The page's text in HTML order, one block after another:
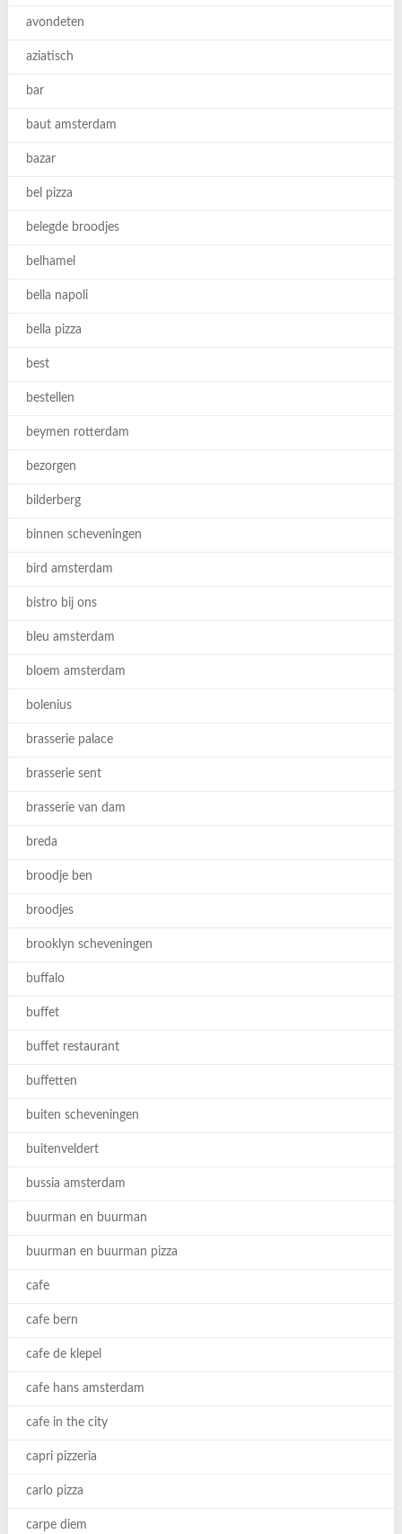
avondeten
aziatisch
bar
baut amsterdam
bazar
bel pizza
belegde broodjes
belhamel
bella napoli
bella pizza
best
bestellen
beymen rotterdam
bezorgen
bilderberg
binnen scheveningen
bird amsterdam
bistro bij ons
bleu amsterdam
bloem amsterdam
bolenius
brasserie palace
brasserie sent
brasserie van dam
breda
broodje ben
broodjes
brooklyn scheveningen
buffalo
buffet
buffet restaurant
buffetten
buiten scheveningen
buitenveldert
bussia amsterdam
buurman en buurman
buurman en buurman pizza
cafe
cafe bern
cafe de klepel
cafe hans amsterdam
cafe in the city
capri pizzeria
carlo pizza
carpe diem